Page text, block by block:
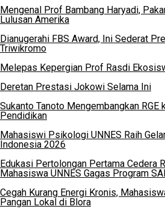
Mengenal Prof Bambang Haryadi,
Lulusan Amerika
Dianugerahi FBS Award, Ini Sederat
Triwikromo
Melepas Kepergian Prof Rasdi
Deretan Prestasi Jokowi Selama Ini
Sukanto Tanoto Mengembangkan RGE
Pendidikan
Mahasiswi Psikologi UNNES Raih
Indonesia 2026
Edukasi Pertolongan Pertama Cedera
Mahasiswa UNNES Gagas Program
Cegah Kurang Energi Kronis,
Pangan Lokal di Blora